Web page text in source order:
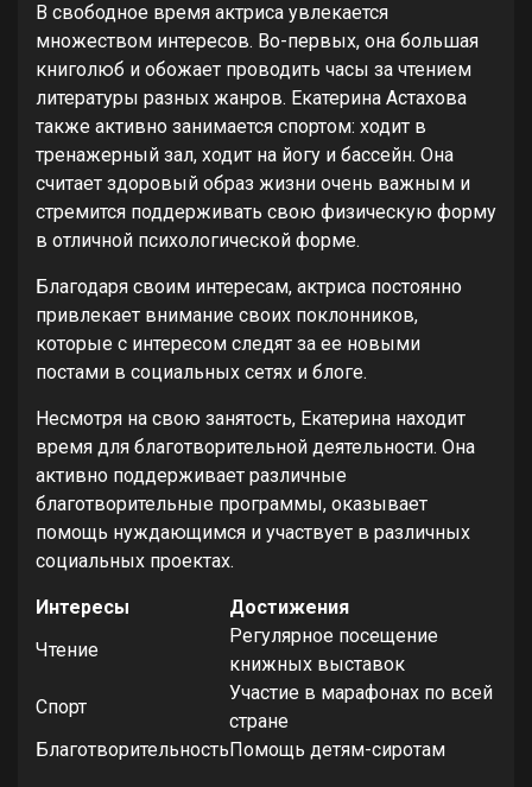
В свободное время актриса увлекается
множеством интересов. Во-первых, она большая
книголюб и обожает проводить часы за чтением
литературы разных жанров. Екатерина Астахова
также активно занимается спортом: ходит в
тренажерный зал, ходит на йогу и бассейн. Она
считает здоровый образ жизни очень важным и
стремится поддерживать свою физическую форму
в отличной психологической форме.
Благодаря своим интересам, актриса постоянно
привлекает внимание своих поклонников,
которые с интересом следят за ее новыми
постами в социальных сетях и блоге.
Несмотря на свою занятость, Екатерина находит
время для благотворительной деятельности. Она
активно поддерживает различные
благотворительные программы, оказывает
помощь нуждающимся и участвует в различных
социальных проектах.
Интересы
Достижения
Чтение
Регулярное посещение
книжных выставок
Спорт
Участие в марафонах по всей
стране
БлаготворительностьПомощь детям-сиротам